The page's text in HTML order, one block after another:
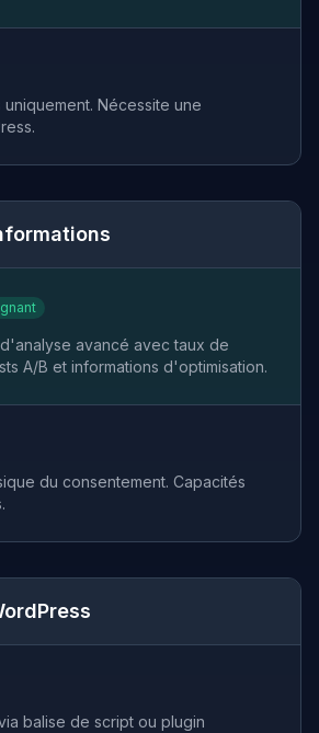
Nécessite une
avancé avec taux de
A/B et informations d'optimisation.
du consentement. Capacités
balise de script ou plugin